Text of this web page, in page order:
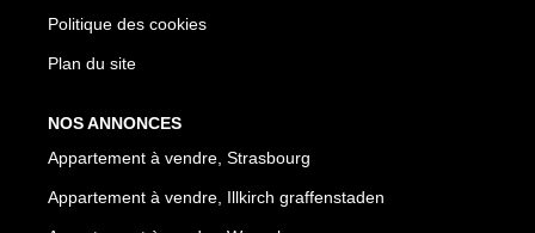
Politique des cookies
Plan du site
NOS ANNONCES
Appartement à vendre, Strasbourg
Appartement à vendre, Illkirch graffenstaden